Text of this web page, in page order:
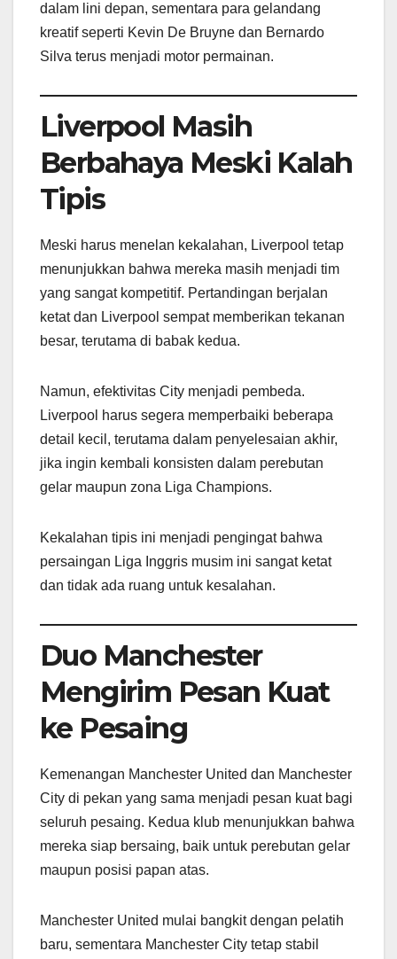
dalam lini depan, sementara para gelandang
kreatif seperti Kevin De Bruyne dan Bernardo
Silva terus menjadi motor permainan.
Liverpool Masih
Berbahaya Meski Kalah
Tipis
Meski harus menelan kekalahan, Liverpool tetap
menunjukkan bahwa mereka masih menjadi tim
yang sangat kompetitif. Pertandingan berjalan
ketat dan Liverpool sempat memberikan tekanan
besar, terutama di babak kedua.
Namun, efektivitas City menjadi pembeda.
Liverpool harus segera memperbaiki beberapa
detail kecil, terutama dalam penyelesaian akhir,
jika ingin kembali konsisten dalam perebutan
gelar maupun zona Liga Champions.
Kekalahan tipis ini menjadi pengingat bahwa
persaingan Liga Inggris musim ini sangat ketat
dan tidak ada ruang untuk kesalahan.
Duo Manchester
Mengirim Pesan Kuat
ke Pesaing
Kemenangan Manchester United dan Manchester
City di pekan yang sama menjadi pesan kuat bagi
seluruh pesaing. Kedua klub menunjukkan bahwa
mereka siap bersaing, baik untuk perebutan gelar
maupun posisi papan atas.
Manchester United mulai bangkit dengan pelatih
baru, sementara Manchester City tetap stabil